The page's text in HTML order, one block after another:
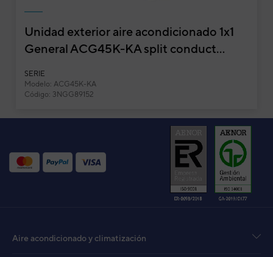
Unidad exterior aire acondicionado 1x1
General ACG45K-KA split conduct...
SERIE
Modelo: ACG45K-KA
Código: 3NGG89152
Aire acondicionado y climatización